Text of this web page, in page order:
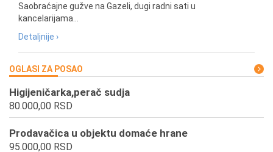
Saobraćajne gužve na Gazeli, dugi radni sati u
kancelarijama...
Detaljnije ›
OGLASI ZA POSAO
Higijeničarka,perač sudja
80.000,00 RSD
Prodavačica u objektu domaće hrane
95.000,00 RSD